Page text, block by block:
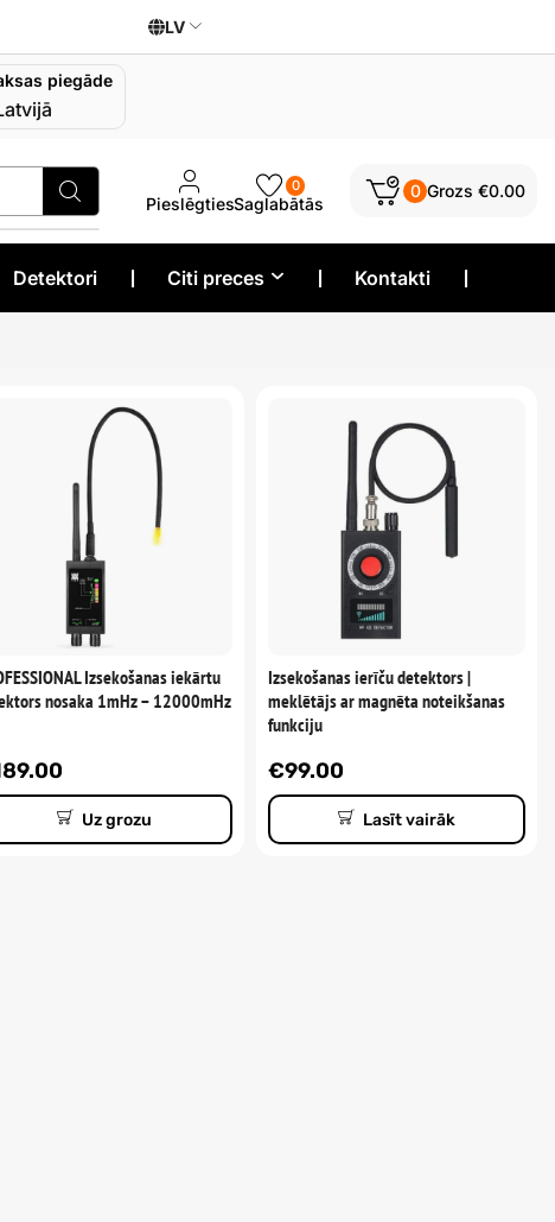
LV
piegāde
Pieslēgties
0
Saglabātās
0 Grozs €0.00
Detektori ❘ Citi preces ❘ Kontakti ❘
Izsekošanas iekārtu
nosaka 1mHz – 12000mHz
Uz grozu
Izsekošanas ierīču detektors |
meklētājs ar magnēta noteikšanas
funkciju
€99.00
Lasīt vairāk